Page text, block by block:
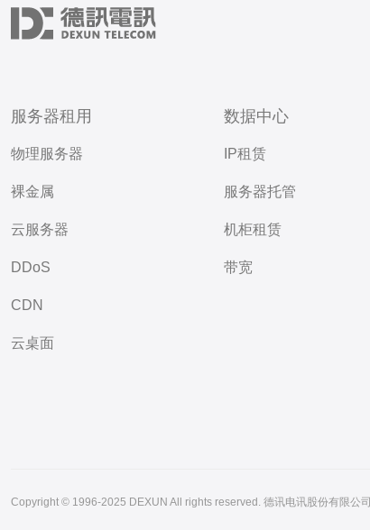
服务器租用
物理服务器
裸金属
云服务器
DDoS
CDN
云桌面
数据中心
IP租赁
服务器托管
机柜租赁
带宽
Copyright © 1996-2025 DEXUN All rights reserved. 德讯电讯股份有限公司